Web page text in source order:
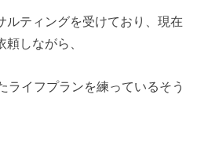
ルティングを受けており、現在
しながら、
ライフプランを練っているそう